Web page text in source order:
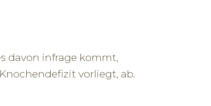
davon infrage kommt,
vorliegt, ab.